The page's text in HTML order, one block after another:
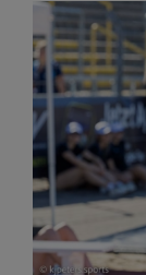
Furioser